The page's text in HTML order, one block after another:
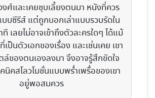
งศ์และเคยชุบเลี้ยงตนมา หนังที่ควร
บบซีรีส์ แต่ถูกบอกเล่าแบบรวบรัดใน
ที เลยไม่อาจเข้าถึงตัวละครใดๆ ได้แม้
เป็นตัวเอกของเรื่อง และเช่นเคย เขา
ล์ของตนเองลงมา จึงอาจรู้สึกขัดใจ
นิคสโลวโมชั่นแบบพร่ำเพรื่อของเขา
อยู่พอสมควร